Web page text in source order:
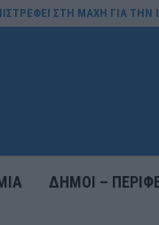
ΣΤΗ ΜΑΧΗ ΓΙΑ ΤΗΝ
ΔΗΜΟΙ –